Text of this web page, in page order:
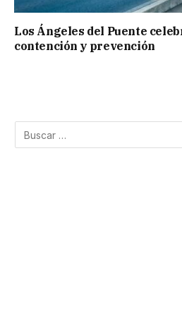
Los Ángeles del Puente
contención y prevención